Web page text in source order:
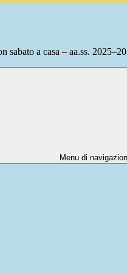
sabato a casa – aa.ss.
Menu di